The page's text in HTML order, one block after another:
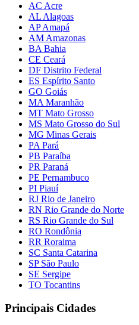
AC Acre
AL Alagoas
AP Amapá
AM Amazonas
BA Bahia
CE Ceará
DF Distrito Federal
ES Espírito Santo
GO Goiás
MA Maranhão
MT Mato Grosso
MS Mato Grosso do Sul
MG Minas Gerais
PA Pará
PB Paraíba
PR Paraná
PE Pernambuco
PI Piauí
RJ Rio de Janeiro
RN Rio Grande do Norte
RS Rio Grande do Sul
RO Rondônia
RR Roraima
SC Santa Catarina
SP São Paulo
SE Sergipe
TO Tocantins
Principais Cidades